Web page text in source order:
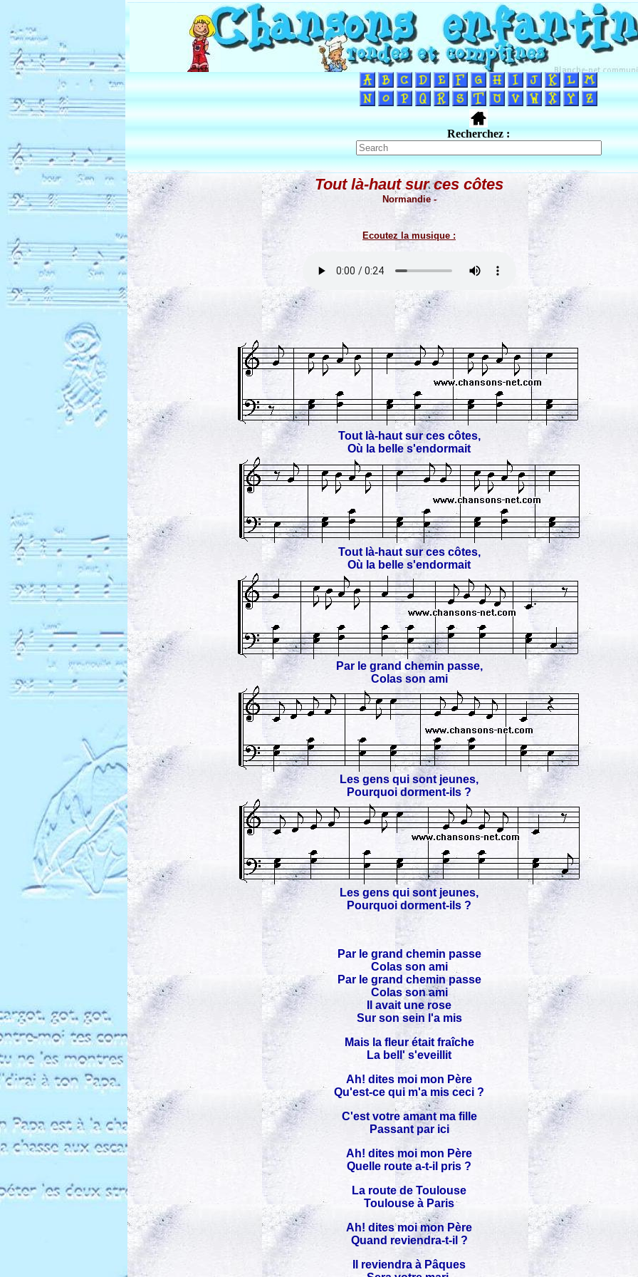
Recherchez :
Tout là-haut sur ces côtes
Normandie -
Ecoutez la musique :
Tout là-haut sur ces côtes,
Où la belle s'endormait
Tout là-haut sur ces côtes,
Où la belle s'endormait
Par le grand chemin passe,
Colas son ami
Les gens qui sont jeunes,
Pourquoi dorment-ils ?
Les gens qui sont jeunes,
Pourquoi dorment-ils ?
Par le grand chemin passe
Colas son ami
Par le grand chemin passe
Colas son ami
Il avait une rose
Sur son sein l'a mis
Mais la fleur était fraîche
La bell' s'eveillit
Ah! dites moi mon Père
Qu'est-ce qui m'a mis ceci ?
C'est votre amant ma fille
Passant par ici
Ah! dites moi mon Père
Quelle route a-t-il pris ?
La route de Toulouse
Toulouse à Paris
Ah! dites moi mon Père
Quand reviendra-t-il ?
Il reviendra à Pâques